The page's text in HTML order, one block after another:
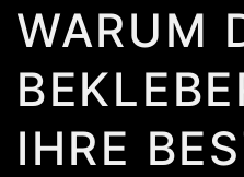
WARUM
IHRE